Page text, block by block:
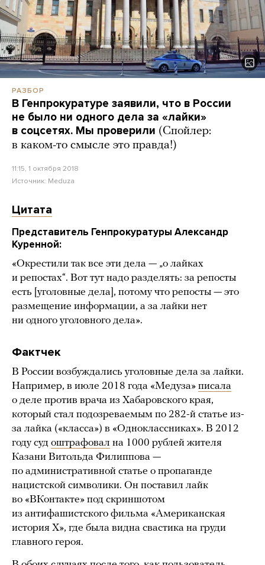
РАЗБОР
В Генпрокуратуре заявили, что в России
не было ни одного дела за «лайки»
в соцсетях. Мы проверили (Спойлер:
в каком-то смысле это правда!)
11:15, 1 октября 2018
Источник: Meduza
Цитата
Представитель Генпрокуратуры Александр
Куренной:
«Окрестили так все эти дела — „о лайках
и репостах“. Вот тут надо разделять: за репосты
есть [уголовные дела], потому что репосты — это
размещение информации, а за лайки нет
ни одного уголовного дела».
Фактчек
В России возбуждались уголовные дела за лайки.
Например, в июле 2018 года «Медуза» писала
о деле против врача из Хабаровского края,
который стал подозреваемым по 282-й статье из-
за лайка («класса») в «Одноклассниках». В 2012
году суд оштрафовал на 1000 рублей жителя
Казани Витольда Филиппова —
по административной статье о пропаганде
нацистской символики. Он поставил лайк
во «ВКонтакте» под скриншотом
из антифашистского фильма «Американская
история X», где была видна свастика на груди
главного героя.